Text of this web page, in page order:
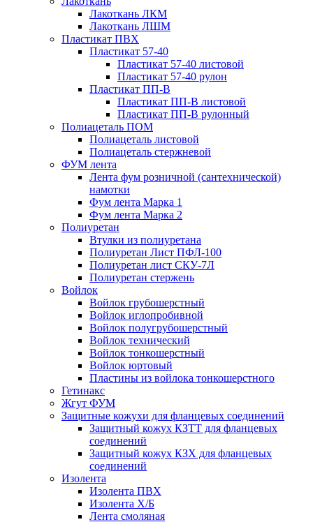
Лакоткань ЛКМ
Лакоткань ЛШМ
Пластикат ПВХ
Пластикат 57-40
Пластикат 57-40 листовой
Пластикат 57-40 рулон
Пластикат ПП-В
Пластикат ПП-В листовой
Пластикат ПП-В рулонный
Полиацеталь ПОМ
Полиацеталь листовой
Полиацеталь стержневой
ФУМ лента
Лента фум розничной (сантехнической)
намотки
Фум лента Марка 1
Фум лента Марка 2
Полиуретан
Втулки из полиуретана
Полиуретан Лист ПФЛ-100
Полиуретан лист СКУ-7Л
Полиуретан стержень
Войлок
Войлок грубошерстный
Войлок иглопробивной
Войлок полугрубошерстный
Войлок технический
Войлок тонкошерстный
Войлок юртовый
Пластины из войлока тонкошерстного
Гетинакс
Жгут ФУМ
Защитные кожухи для фланцевых соединений
Защитный кожух КЗТТ для фланцевых
соединений
Защитный кожух КЗХ для фланцевых
соединений
Изолента
Изолента ПВХ
Изолента Х/Б
Лента смоляная